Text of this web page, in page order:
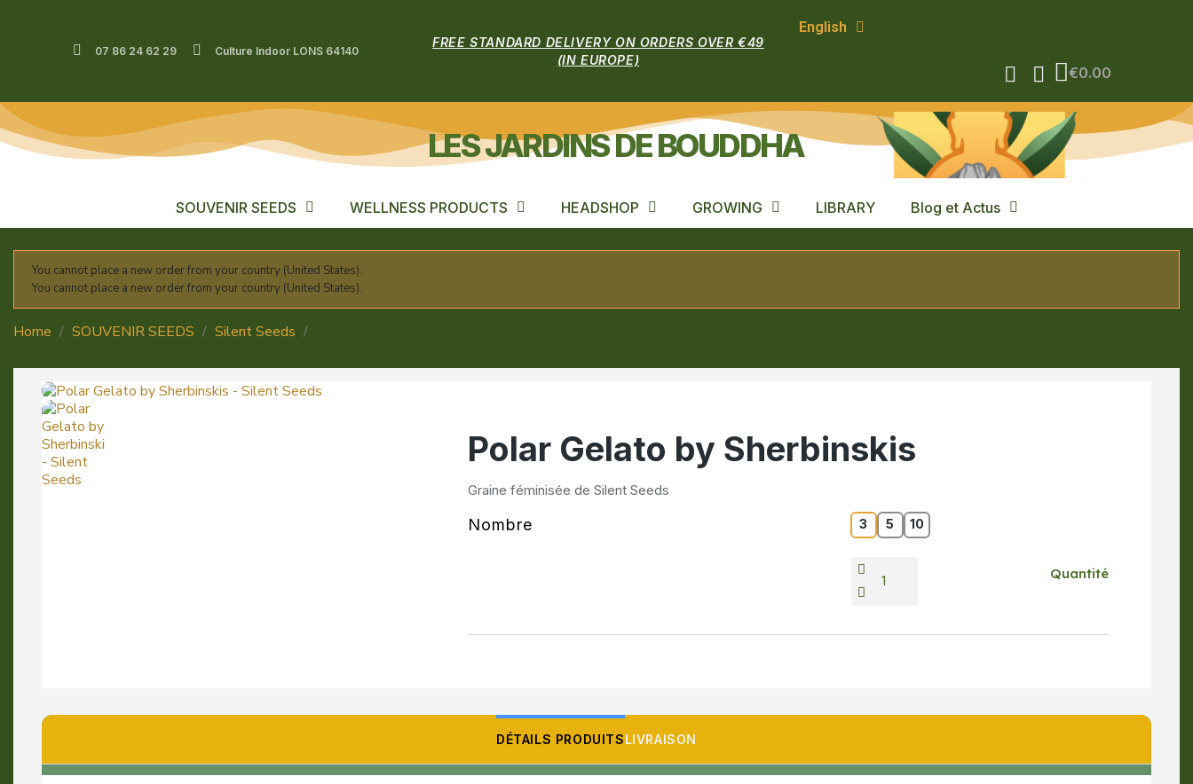
07 86 24 62 29 Culture Indoor LONS 64140
FREE STANDARD DELIVERY ON ORDERS OVER €49
(IN EUROPE)
English
€0.00
LES JARDINS DE BOUDDHA
SOUVENIR SEEDS WELLNESS PRODUCTS HEADSHOP GROWING LIBRARY Blog et Actus
You cannot place a new order from your country (United States).
You cannot place a new order from your country (United States).
Home SOUVENIR SEEDS Silent Seeds
Polar Gelato by Sherbinskis
Graine féminisée de Silent Seeds
Nombre 3 5 10
Quantité
DÉTAILS PRODUITSLIVRAISON